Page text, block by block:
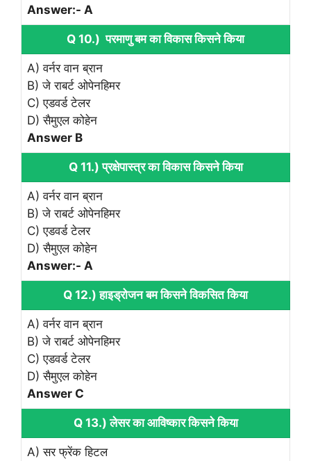
Answer:- A
Q 10.) परमाणु बम का विकास किसने किया
A) वर्नर वान ब्रान
B) जे राबर्ट ओपेनहिमर
C) एडवर्ड टेलर
D) सैमुएल कोहेन
Answer B
Q 11.) प्रक्षेपास्त्र का विकास किसने किया
A) वर्नर वान ब्रान
B) जे राबर्ट ओपेनहिमर
C) एडवर्ड टेलर
D) सैमुएल कोहेन
Answer:- A
Q 12.) हाइड्रोजन बम किसने विकसित किया
A) वर्नर वान ब्रान
B) जे राबर्ट ओपेनहिमर
C) एडवर्ड टेलर
D) सैमुएल कोहेन
Answer C
Q 13.) लेसर का आविष्कार किसने किया
A) सर फ्रेंक हिटल